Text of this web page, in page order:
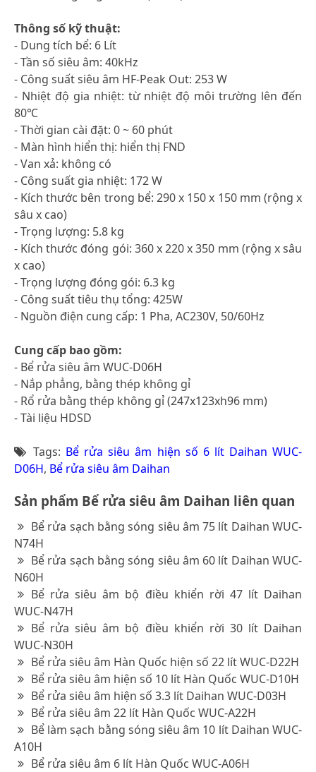
Thông số kỹ thuật:
- Dung tích bể: 6 Lít
- Tần số siêu âm: 40kHz
- Công suất siêu âm HF-Peak Out: 253 W
- Nhiệt độ gia nhiệt: từ nhiệt độ môi trường lên đến
80℃
- Thời gian cài đặt: 0 ~ 60 phút
- Màn hình hiển thị: hiển thị FND
- Van xả: không có
- Công suất gia nhiệt: 172 W
- Kích thước bên trong bể: 290 x 150 x 150 mm (rộng x
sâu x cao)
- Trọng lượng: 5.8 kg
- Kích thước đóng gói: 360 x 220 x 350 mm (rộng x sâu
x cao)
- Trọng lượng đóng gói: 6.3 kg
- Công suất tiêu thụ tổng: 425W
- Nguồn điện cung cấp: 1 Pha, AC230V, 50/60Hz
Cung cấp bao gồm:
- Bể rửa siêu âm WUC-D06H
- Nắp phẳng, bằng thép không gỉ
- Rổ rửa bằng thép không gỉ (247x123xh96 mm)
- Tài liệu HDSD
Tags: Bể rửa siêu âm hiện số 6 lít Daihan WUC-
D06H, Bể rửa siêu âm Daihan
Sản phẩm Bể rửa siêu âm Daihan liên quan
Bể rửa sạch bằng sóng siêu âm 75 lít Daihan WUC-
N74H
Bể rửa sạch bằng sóng siêu âm 60 lít Daihan WUC-
N60H
Bể rửa siêu âm bộ điều khiển rời 47 lít Daihan
WUC-N47H
Bể rửa siêu âm bộ điều khiển rời 30 lít Daihan
WUC-N30H
Bể rửa siêu âm Hàn Quốc hiện số 22 lít WUC-D22H
Bể rửa siêu âm hiện số 10 lít Hàn Quốc WUC-D10H
Bể rửa siêu âm hiện số 3.3 lít Daihan WUC-D03H
Bể rửa siêu âm 22 lít Hàn Quốc WUC-A22H
Bể làm sạch bằng sóng siêu âm 10 lít Daihan WUC-
A10H
Bể rửa siêu âm 6 lít Hàn Quốc WUC-A06H